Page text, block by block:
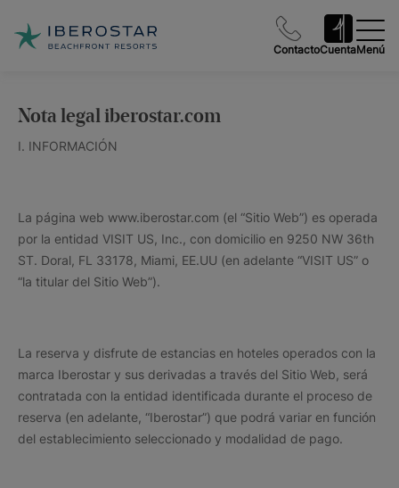
ContactoCuentaMenú
Nota legal iberostar.com
I. INFORMACIÓN
La página web www.iberostar.com (el “Sitio Web”) es operada
por la entidad VISIT US, Inc., con domicilio en 9250 NW 36th
ST. Doral, FL 33178, Miami, EE.UU (en adelante “VISIT US” o
“la titular del Sitio Web”).
La reserva y disfrute de estancias en hoteles operados con la
marca Iberostar y sus derivadas a través del Sitio Web, será
contratada con la entidad identificada durante el proceso de
reserva (en adelante, “Iberostar”) que podrá variar en función
del establecimiento seleccionado y modalidad de pago.